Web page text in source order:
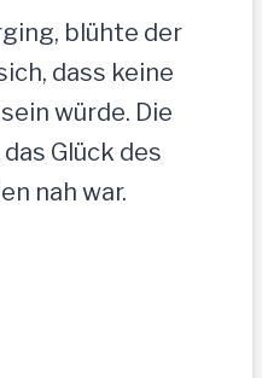
blühte der
dass keine
würde. Die
Glück des
nah war.